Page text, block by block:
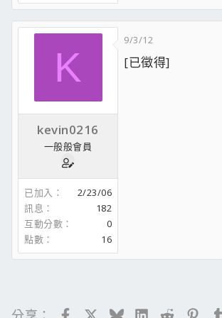
K
kevin0216
一般般會員
已加入
2/23/06
訊息
182
互動分數
0
點數
16
9/3/12
[已徵得]
FacebookBlueskyLinkedIn
Reddit